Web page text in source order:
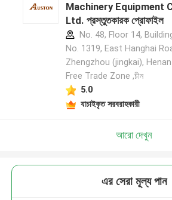
আমরা শীঘ্রই আপনাকে আবার
Machinery Equipment
Ltd. প্রস্তুতকারক প্রোফাইল
No. 48, Floor 14,
No. 1319, East Hanghai
Zhengzhou (jingkai),
Free Trade Zone ,চীন
5.0
যাচাইকৃত সরবরাহকারী
আরো দেখুন
এর সেরা মূল্য পান